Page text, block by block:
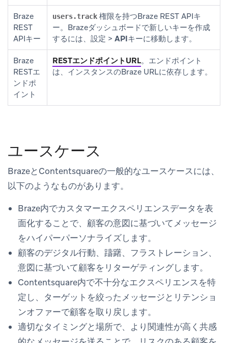
Braze
REST
APIキー
users.track 権限を持つBraze REST APIキ
ー。Brazeダッシュボードで新しいキーを作成
するには、 設定 > APIキーに移動します。
Braze
RESTエ
ンドポ
イント
RESTエンドポイントURL。エンドポイント
は、インスタンスのBraze URLに依存します。
ユースケース
BrazeとContentsquareの一般的なユースケースには、
以下のようなものがあります。
Braze内でカスタマーエクスペリエンスデータを表
面化することで、顧客の意図に基づいてメッセージ
をハイパーパーソナライズします。
顧客のデジタル行動、躊躇、フラストレーション、
意図に基づいて顧客をリターゲティングします。
Contentsquare内で不十分なエクスペリエンスを特
定し、ターゲットを絞ったメッセージとリテンショ
ンオファーで顧客を取り戻します。
適切なタイミングと場所で、より関連性が高く共感